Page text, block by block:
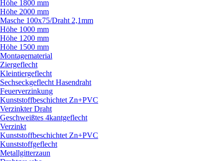
Höhe 1800 mm
Höhe 2000 mm
Masche 100x75/Draht 2,1mm
Höhe 1000 mm
Höhe 1200 mm
Höhe 1500 mm
Montagematerial
Ziergeflecht
Kleintiergeflecht
Sechseckgeflecht Hasendraht
Feuerverzinkung
Kunststoffbeschichtet Zn+PVC
Verzinkter Draht
Geschweißtes 4kantgeflecht
Verzinkt
Kunststoffbeschichtet Zn+PVC
Kunststoffgeflecht
Metallgitterzaun